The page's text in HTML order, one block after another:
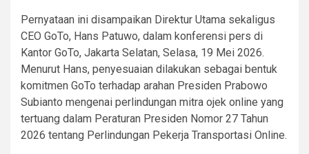
Pernyataan ini disampaikan Direktur Utama sekaligus
CEO GoTo, Hans Patuwo, dalam konferensi pers di
Kantor GoTo, Jakarta Selatan, Selasa, 19 Mei 2026.
Menurut Hans, penyesuaian dilakukan sebagai bentuk
komitmen GoTo terhadap arahan Presiden Prabowo
Subianto mengenai perlindungan mitra ojek online yang
tertuang dalam Peraturan Presiden Nomor 27 Tahun
2026 tentang Perlindungan Pekerja Transportasi Online.